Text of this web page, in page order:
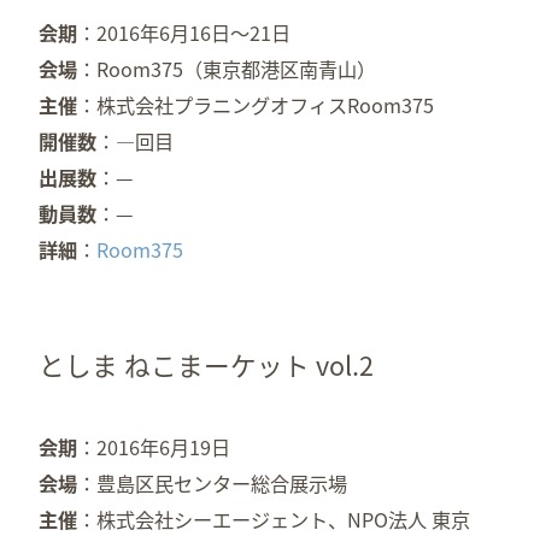
会期
2016年6月16日～21日
会場
Room375（東京都港区南青山）
主催
株式会社プラニングオフィスRoom375
開催数
—回目
出展数
—
動員数
—
詳細
Room375
としま ねこまーケット vol.2
会期
2016年6月19日
会場
豊島区民センター総合展示場
主催
株式会社シーエージェント、NPO法人 東京